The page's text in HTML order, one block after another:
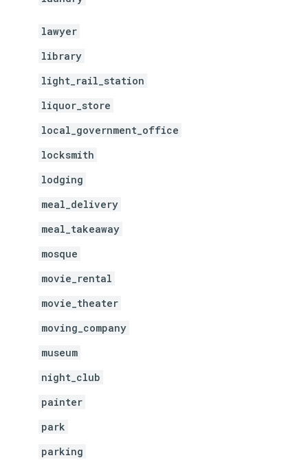
lawyer
library
light_rail_station
liquor_store
local_government_office
locksmith
lodging
meal_delivery
meal_takeaway
mosque
movie_rental
movie_theater
moving_company
museum
night_club
painter
park
parking